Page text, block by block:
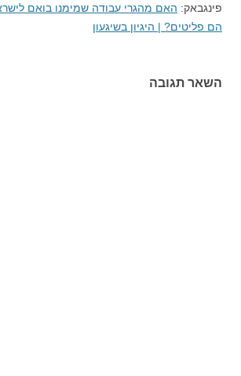
פינגבאק:
הם פליטים? | היגיון בשיגעון
השאר תגובה